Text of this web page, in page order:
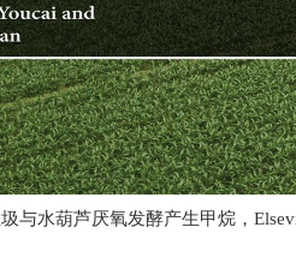
圾与水葫芦厌氧发酵产生甲烷，